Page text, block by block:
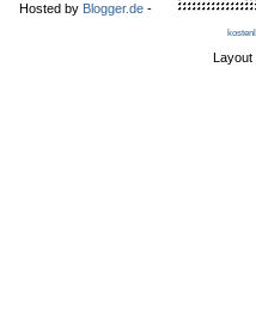
Hosted by Blogger.de -